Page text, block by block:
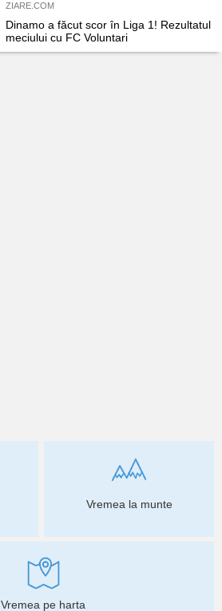
ZIARE.COM
Dinamo a făcut scor în Liga 1! Rezultatul
meciului cu FC Voluntari
Vremea la munte
Vremea pe harta